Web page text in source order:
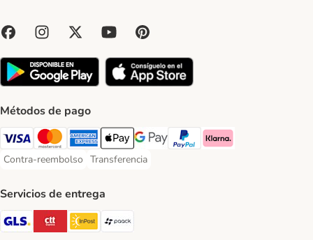
Métodos de pago
Visa Payment Method
Mastercard Payment Method
American Express Payment Method
Apple Pay Payment Method
Google Pay Payment Method
PayPal Payment Method
Klarna Payment Method
Contra-reembolso
Contra-reembolso Payment Method
Transferencia
Transferencia Payment Method
Servicios de entrega
GLS Shipping Method
CTTExpress Shipping Method
InPost Shipping Method
paack Shipping Method